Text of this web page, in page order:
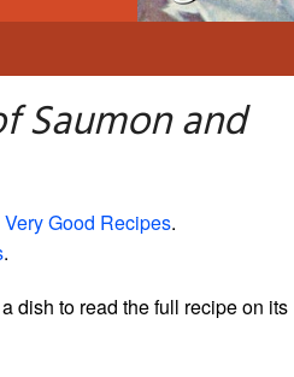
Saumon and
Very Good Recipes.
.
dish to read the full recipe on its